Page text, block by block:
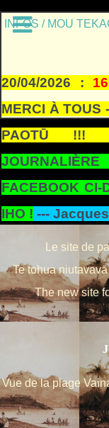
INFOS / MOU
20/04/2026 :
MERCI À TOUS
PAOTŪ !!!
FACEBOOK
IHO ! ---
Le site de
Te tohua
The new site
Vue de la plage